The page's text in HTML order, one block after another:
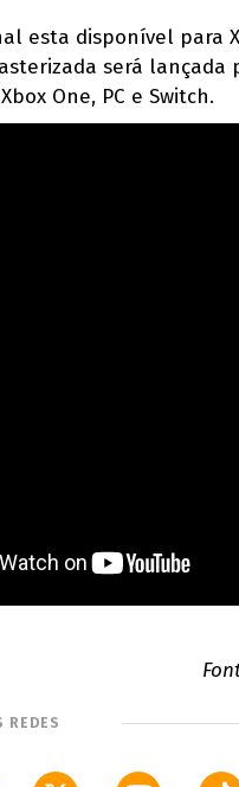
esta disponível para
será lançada
One, PC e Switch.
REDES